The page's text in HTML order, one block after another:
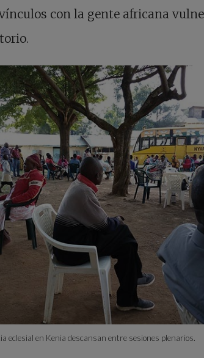
con la gente africana
eclesial en Kenia descansan entre sesiones plenarios.